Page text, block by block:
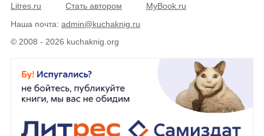
© 2008 - 2026 kuchaknig.org
Litres.ru Стать автором
MyBook.ru
Наша почта: admin@kuchaknig.ru